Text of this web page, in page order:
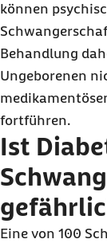
können
Behandlung
Ungeborenen
fortführen.
Ist
Eine von 100